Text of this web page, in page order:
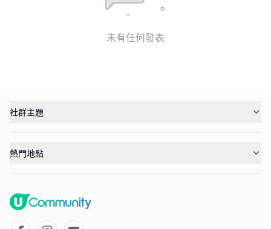
未有任何發表
社群主題
熱門地點